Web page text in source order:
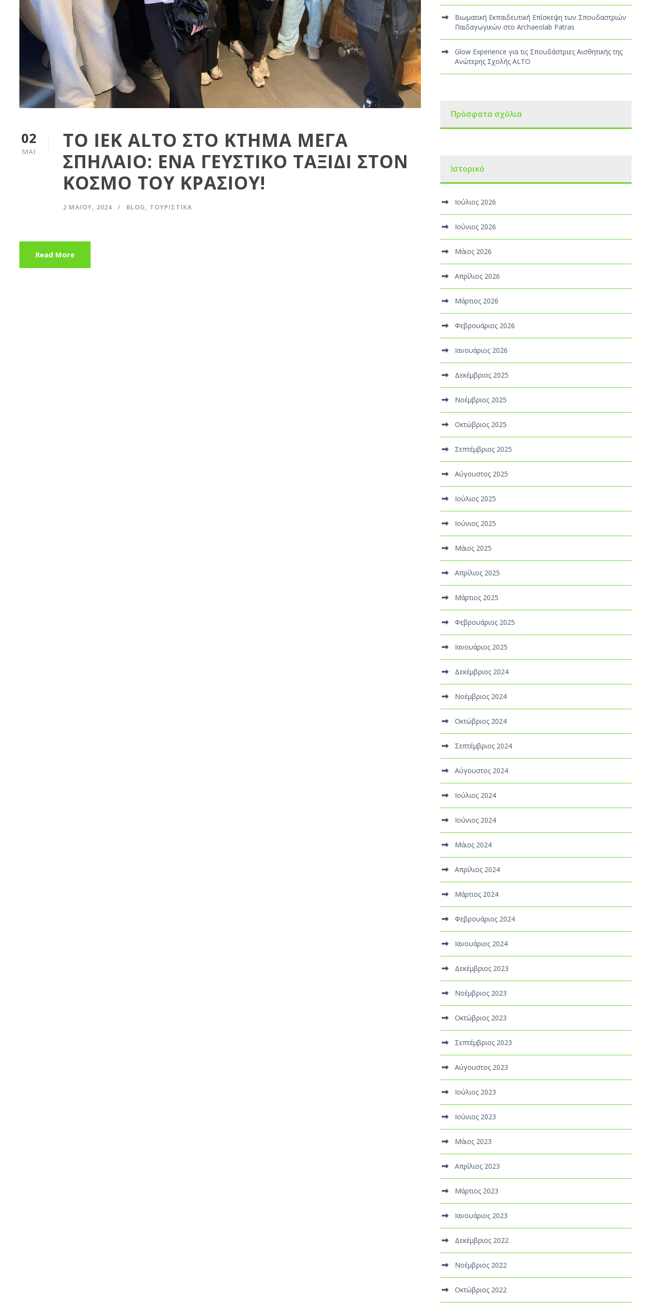
02
ΜΆΙ
ΤΟ IEK ALTO ΣΤΟ ΚΤΗΜΑ ΜΕΓΑ
ΣΠΗΛΑΙΟ: ΕΝΑ ΓΕΥΣΤΙΚΟ ΤΑΞΙΔΙ ΣΤΟΝ
ΚΟΣΜΟ ΤΟΥ ΚΡΑΣΙΟΥ!
2 ΜΑΪ́ΟΥ, 2024 BLOG, ΤΟΥΡΙΣΤΙΚΆ
Read More
Βιωματική Εκπαιδευτική Επίσκεψη των Σπουδαστριών
Παιδαγωγικών στο Archaeolab Patras
Glow Experience για τις Σπουδάστριες Αισθητικής της
Ανώτερης Σχολής ALTO
Πρόσφατα σχόλια
Ιστορικό
Ιούλιος 2026
Ιούνιος 2026
Μάιος 2026
Απρίλιος 2026
Μάρτιος 2026
Φεβρουάριος 2026
Ιανουάριος 2026
Δεκέμβριος 2025
Νοέμβριος 2025
Οκτώβριος 2025
Σεπτέμβριος 2025
Αύγουστος 2025
Ιούλιος 2025
Ιούνιος 2025
Μάιος 2025
Απρίλιος 2025
Μάρτιος 2025
Φεβρουάριος 2025
Ιανουάριος 2025
Δεκέμβριος 2024
Νοέμβριος 2024
Οκτώβριος 2024
Σεπτέμβριος 2024
Αύγουστος 2024
Ιούλιος 2024
Ιούνιος 2024
Μάιος 2024
Απρίλιος 2024
Μάρτιος 2024
Φεβρουάριος 2024
Ιανουάριος 2024
Δεκέμβριος 2023
Νοέμβριος 2023
Οκτώβριος 2023
Σεπτέμβριος 2023
Αύγουστος 2023
Ιούλιος 2023
Ιούνιος 2023
Μάιος 2023
Απρίλιος 2023
Μάρτιος 2023
Ιανουάριος 2023
Δεκέμβριος 2022
Νοέμβριος 2022
Οκτώβριος 2022